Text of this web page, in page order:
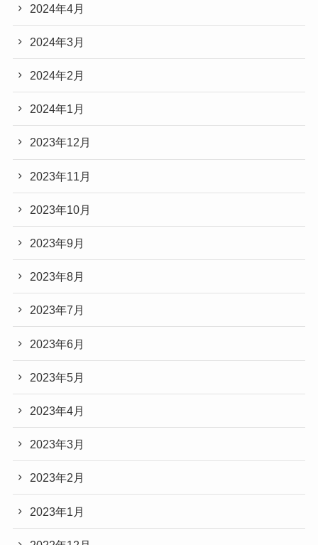
2024年4月
2024年3月
2024年2月
2024年1月
2023年12月
2023年11月
2023年10月
2023年9月
2023年8月
2023年7月
2023年6月
2023年5月
2023年4月
2023年3月
2023年2月
2023年1月